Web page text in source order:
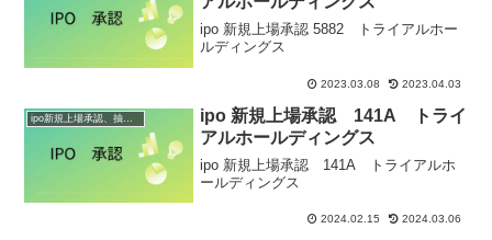
ipo 新規上場承認 5882 トライアルホー
ルディングス
2023.03.08 2023.04.03
ipo新規上場承認、抽選情報
ipo 新規上場承認 141A トライ
アルホールディングス
ipo 新規上場承認 141A トライアルホ
ールディングス
2024.02.15 2024.03.06